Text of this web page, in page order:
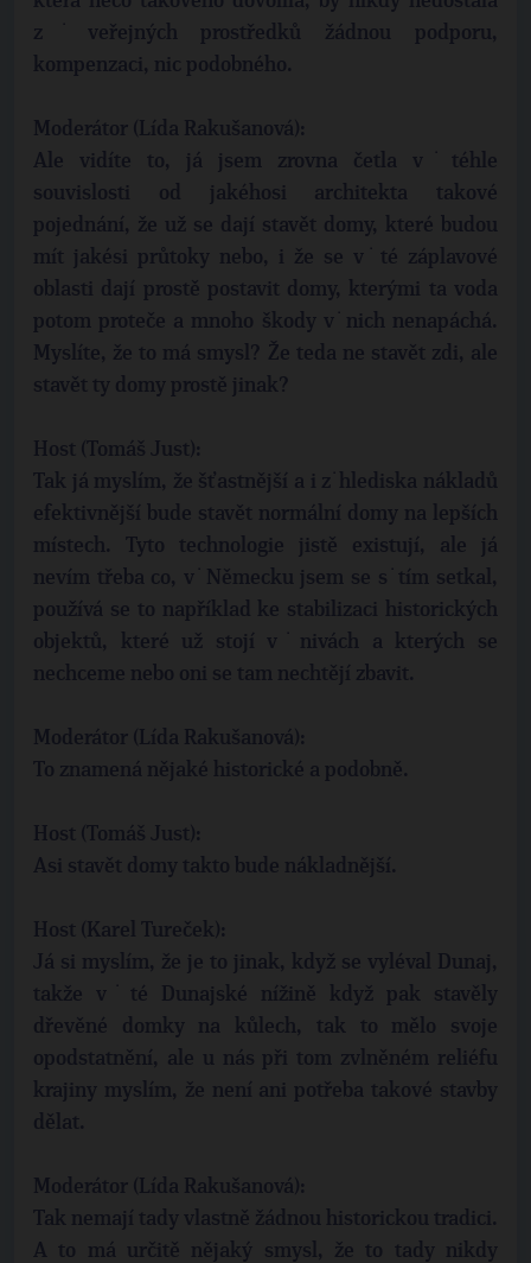
z˙veřejných prostředků žádnou podporu,
kompenzaci, nic podobného.
Moderátor (Lída Rakušanová):
Ale vidíte to, já jsem zrovna četla v˙téhle
souvislosti od jakéhosi architekta takové
pojednání, že už se dají stavět domy, které budou
mít jakési průtoky nebo, i že se v˙té záplavové
oblasti dají prostě postavit domy, kterými ta voda
potom proteče a mnoho škody v˙nich nenapáchá.
Myslíte, že to má smysl? Že teda ne stavět zdi, ale
stavět ty domy prostě jinak?
Host (Tomáš Just):
Tak já myslím, že šťastnější a i z˙hlediska nákladů
efektivnější bude stavět normální domy na lepších
místech. Tyto technologie jistě existují, ale já
nevím třeba co, v˙Německu jsem se s˙tím setkal,
používá se to například ke stabilizaci historických
objektů, které už stojí v˙nivách a kterých se
nechceme nebo oni se tam nechtějí zbavit.
Moderátor (Lída Rakušanová):
To znamená nějaké historické a podobně.
Host (Tomáš Just):
Asi stavět domy takto bude nákladnější.
Host (Karel Tureček):
Já si myslím, že je to jinak, když se vyléval Dunaj,
takže v˙té Dunajské nížině když pak stavěly
dřevěné domky na kůlech, tak to mělo svoje
opodstatnění, ale u nás při tom zvlněném reliéfu
krajiny myslím, že není ani potřeba takové stavby
dělat.
Moderátor (Lída Rakušanová):
Tak nemají tady vlastně žádnou historickou tradici.
A to má určitě nějaký smysl, že to tady nikdy